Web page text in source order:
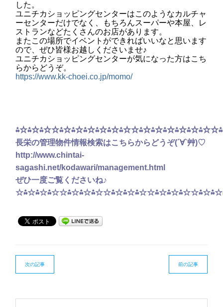
した。
ユニチカショッピングセンターはこのようなカルチャ
ーセンターだけでなく、もちろんスーパーや本屋、レ
ストランなどたくさんのお店があります。
またこの場所でイベントができればいいなと思います
ので、ぜひ皆様お越しくださいませ♪
ユニチカショッピングセンターが気になった方はこち
らからどうぞ。
https://www.kk-choei.co.jp/momo/
長栄の管理物件情報検索はこちらからどうぞ(´∀`艸)♡
http://www.chintai-
sagashi.net/kodawari/management.html
ぜひ一度ご覧くださいね♪
次の記事 前の記事